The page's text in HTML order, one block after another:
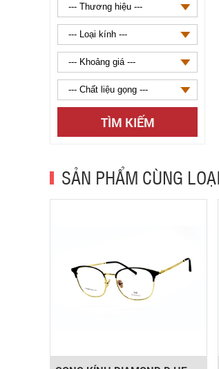
TÌM KIẾM
SẢN PHẨM CÙNG LOẠI